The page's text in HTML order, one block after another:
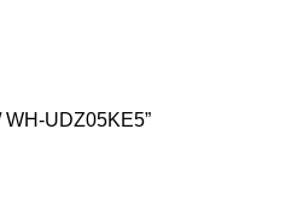
WH-UDZ05KE5”